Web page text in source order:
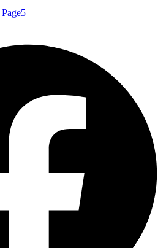
Page5